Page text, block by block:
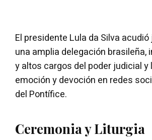
El presidente Lula da Silva
una amplia delegación
y altos cargos del poder judicial
emoción y devoción en redes
del Pontífice.
Ceremonia y Liturgia